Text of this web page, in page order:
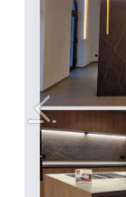
Précédent